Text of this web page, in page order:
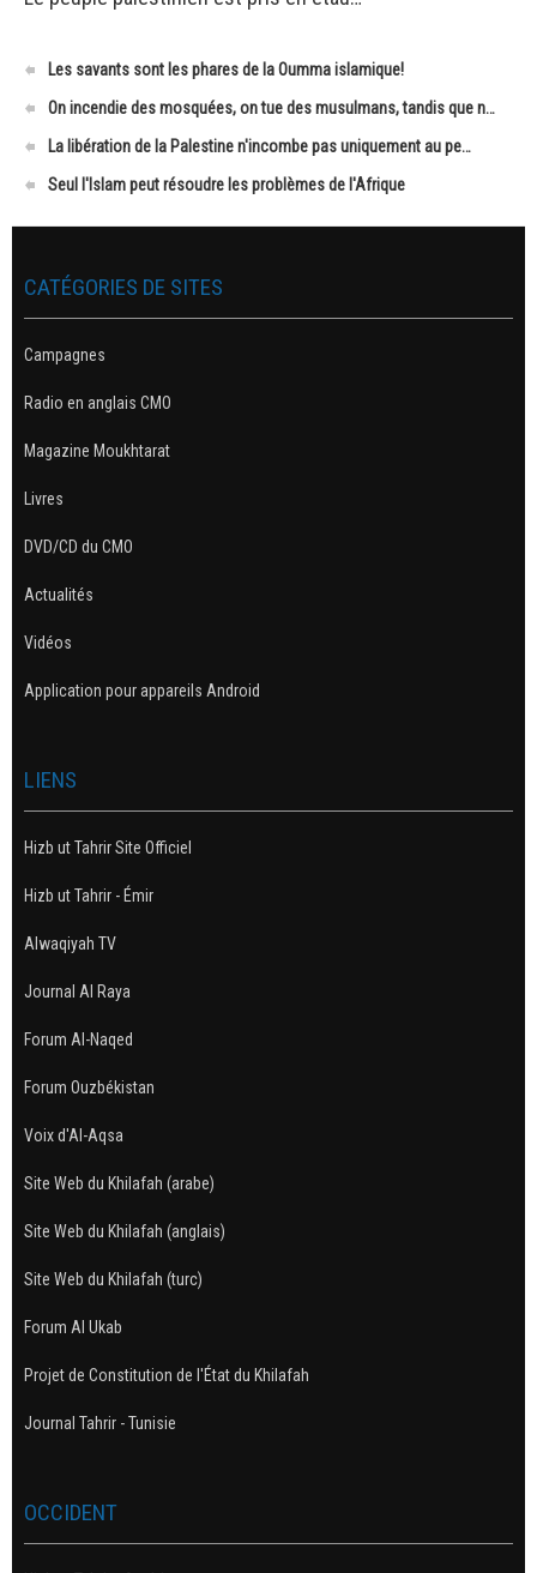
Les savants sont les phares de la Oumma islamique!
On incendie des mosquées, on tue des musulmans, tandis que n…
La libération de la Palestine n'incombe pas uniquement au pe…
Seul l'Islam peut résoudre les problèmes de l'Afrique
CATÉGORIES DE SITES
Campagnes
Radio en anglais CMO
Magazine Moukhtarat
Livres
DVD/CD du CMO
Actualités
Vidéos
Application pour appareils Android
LIENS
Hizb ut Tahrir Site Officiel
Hizb ut Tahrir - Émir
Alwaqiyah TV
Journal Al Raya
Forum Al-Naqed
Forum Ouzbékistan
Voix d'Al-Aqsa
Site Web du Khilafah (arabe)
Site Web du Khilafah (anglais)
Site Web du Khilafah (turc)
Forum Al Ukab
Projet de Constitution de l'État du Khilafah
Journal Tahrir - Tunisie
OCCIDENT